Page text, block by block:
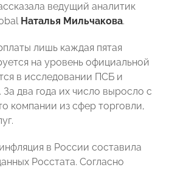
ведущий аналитик
Наталья Мильчакова.
лишь каждая пятая
на уровень официальной
в исследовании ПСБ и
два года их число выросло с
компании из сфер торговли,
в России составила
Росстата. Согласно